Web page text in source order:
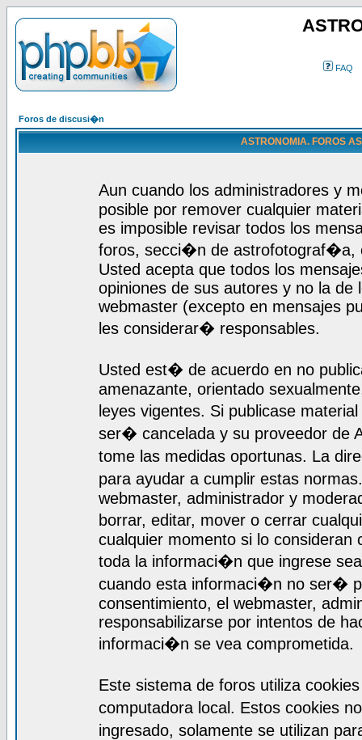
FAQ
Foros de discusi�n
ASTRONOMIA. FOROS
Aun cuando los administradores y
posible por remover cualquier
es imposible revisar todos los
foros, secci�n de astrofotograf�a,
Usted acepta que todos los
opiniones de sus autores y no la
webmaster (excepto en mensajes
les considerar� responsables.
Usted est� de acuerdo en no
amenazante, orientado
leyes vigentes. Si publicase
ser� cancelada y su proveedor de
tome las medidas oportunas. La
para ayudar a cumplir estas
webmaster, administrador y
borrar, editar, mover o cerrar
cualquier momento si lo consideran
toda la informaci�n que ingrese
cuando esta informaci�n no ser�
consentimiento, el webmaster,
responsabilizarse por intentos de
informaci�n se vea comprometida.
Este sistema de foros utiliza
computadora local. Estos cookies
ingresado, solamente se utilizan